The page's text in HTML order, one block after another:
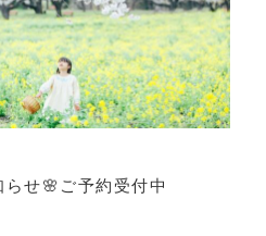
せ🌸ご予約受付中